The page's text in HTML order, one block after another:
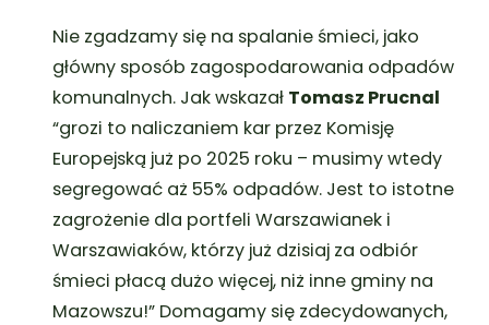
Nie zgadzamy się na spalanie śmieci, jako
główny sposób zagospodarowania odpadów
komunalnych. Jak wskazał Tomasz Prucnal
“grozi to naliczaniem kar przez Komisję
Europejską już po 2025 roku – musimy wtedy
segregować aż 55% odpadów. Jest to istotne
zagrożenie dla portfeli Warszawianek i
Warszawiaków, którzy już dzisiaj za odbiór
śmieci płacą dużo więcej, niż inne gminy na
Mazowszu!” Domagamy się zdecydowanych,